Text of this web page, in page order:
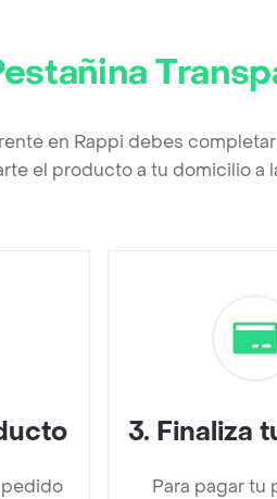
en Rappi debes
el producto a tu domicilio a
pedido
3. Finaliza
Para pagar tu